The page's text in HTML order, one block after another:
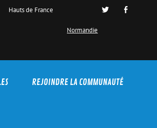
Hauts de France
Normandie
REJOINDRE LA COMMUNAUTÉ